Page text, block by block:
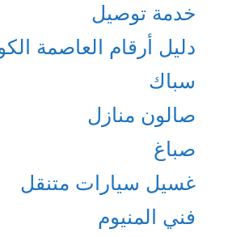
خدمة توصيل
دليل أرقام العاصمة
سباك
صالون منازل
صباغ
غسيل سيارات متنقل
فني المنيوم